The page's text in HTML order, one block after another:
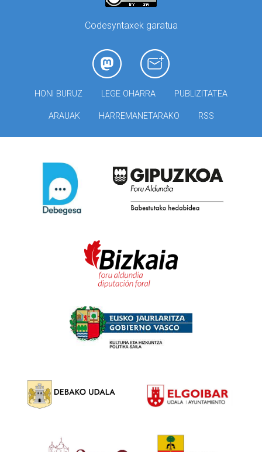
Codesyntaxek garatua
HONI BURUZ LEGE OHARRA PUBLIZITATEA
ARAUAK HARREMANETARAKO RSS